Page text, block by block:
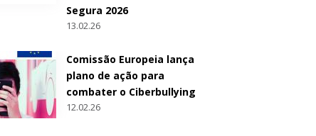
Segura 2026
13.02.26
Comissão Europeia lança
plano de ação para
combater o Ciberbullying
12.02.26